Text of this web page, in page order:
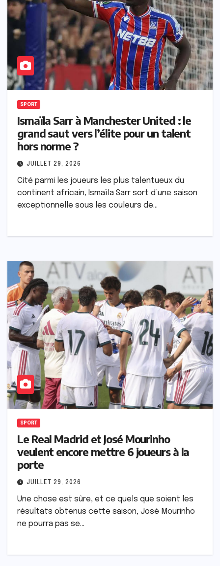
SPORT
Ismaïla Sarr à Manchester United : le
grand saut vers l’élite pour un talent
hors norme ?
JUILLET 29, 2026
Cité parmi les joueurs les plus talentueux du
continent africain, Ismaïla Sarr sort d’une saison
exceptionnelle sous les couleurs de…
SPORT
Le Real Madrid et José Mourinho
veulent encore mettre 6 joueurs à la
porte
JUILLET 29, 2026
Une chose est sûre, et ce quels que soient les
résultats obtenus cette saison, José Mourinho
ne pourra pas se…